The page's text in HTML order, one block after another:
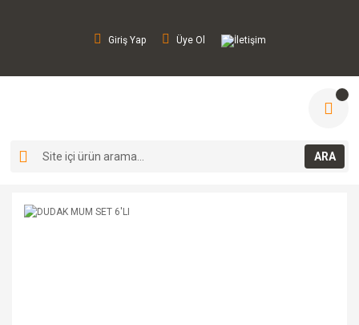
Giriş Yap Üye Ol İletişim
ARA